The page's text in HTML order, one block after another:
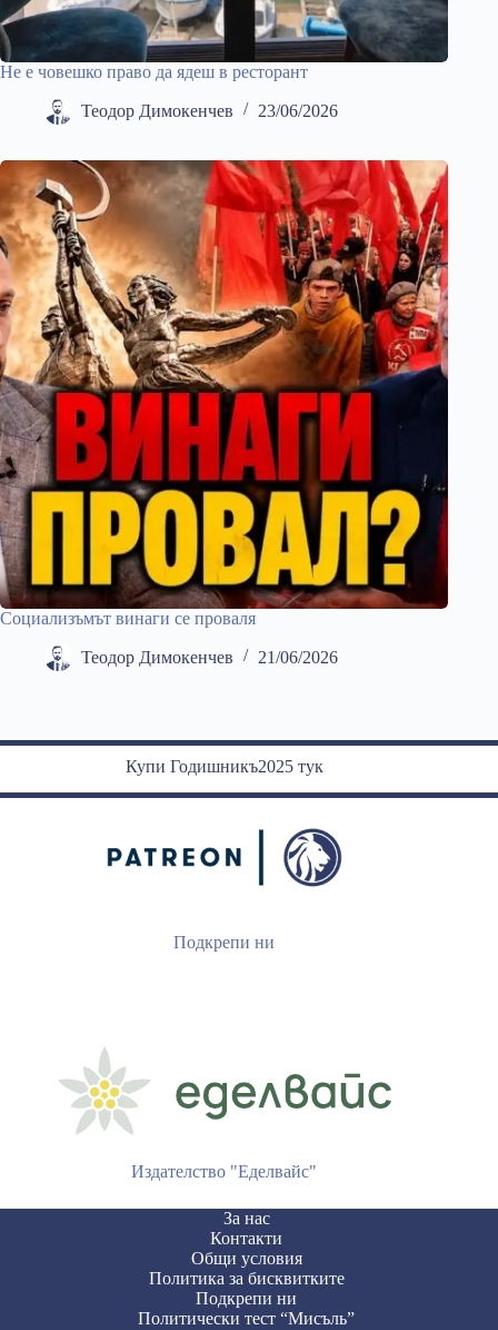
Не е човешко право да ядеш в ресторант
Теодор Димокенчев 23/06/2026
Социализъмът винаги се проваля
Теодор Димокенчев 21/06/2026
Купи Годишникъ2025 тук
Подкрепи ни
Издателство "Еделвайс"
За нас
Контакти
Общи условия
Политика за бисквитките
Подкрепи ни
Политически тест “Мисъль”